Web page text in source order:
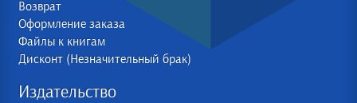
Возврат
Оформление заказа
Файлы к книгам
Дисконт (Незначительный брак)
Издательство